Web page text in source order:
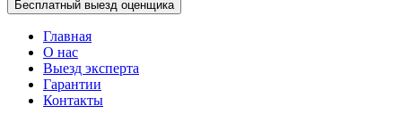
Бесплатный выезд оценщика
Главная
О нас
Выезд эксперта
Гарантии
Контакты